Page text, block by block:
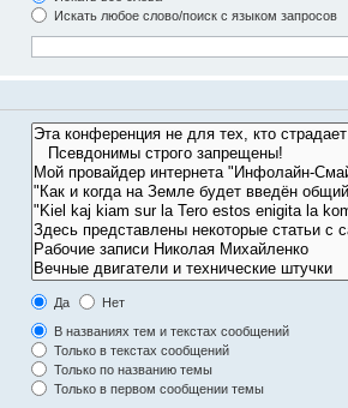
Искать любое слово/поиск с языком запросов
Да
Нет
В названиях тем и текстах сообщений
Только в текстах сообщений
Только по названию темы
Только в первом сообщении темы